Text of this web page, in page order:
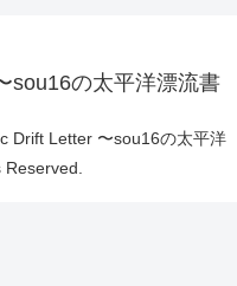
sou16の太平洋漂流書
Drift Letter 〜sou16の太平洋